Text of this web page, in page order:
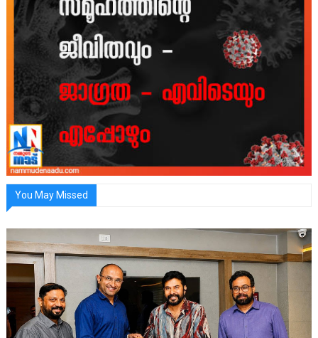
You May Missed